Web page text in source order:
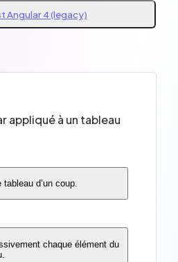
Angular 4 (legacy)
appliqué à un tableau
tableau d’un coup.
chaque élément du